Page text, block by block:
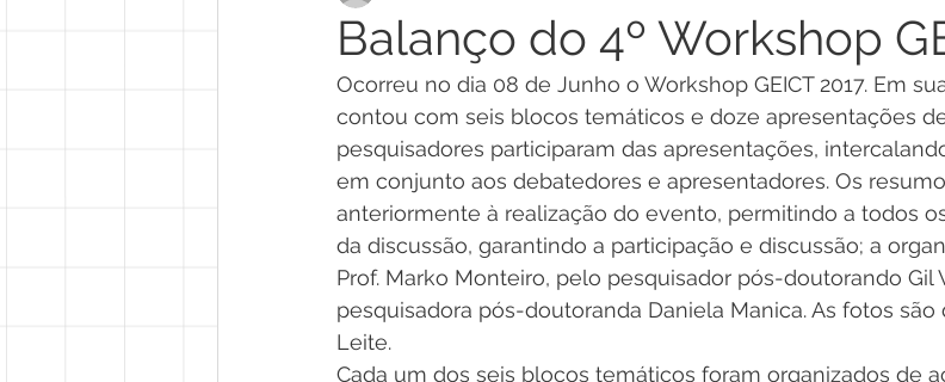
Balanço do 4º Workshop
Ocorreu no dia 08 de Junho o Workshop GEICT 2017. Em
contou com seis blocos temáticos e doze apresentações
pesquisadores participaram das apresentações,
em conjunto aos debatedores e apresentadores. Os
anteriormente à realização do evento, permitindo a todos
da discussão, garantindo a participação e discussão; a
Prof. Marko Monteiro, pelo pesquisador pós-doutorando Gil
pesquisadora pós-doutoranda Daniela Manica. As fotos
Leite.
Cada um dos seis blocos temáticos foram organizados de